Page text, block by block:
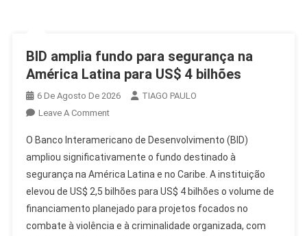
BID amplia fundo para segurança na
América Latina para US$ 4 bilhões
6 De Agosto De 2026
TIAGO PAULO
Leave A CommentOn
Amplia
Fundo
Para
Segurança
Na
América
O Banco Interamericano de Desenvolvimento (BID)
ampliou significativamente o fundo destinado à
segurança na América Latina e no Caribe. A instituição
elevou de US$ 2,5 bilhões para US$ 4 bilhões o volume de
financiamento planejado para projetos focados no
combate à violência e à criminalidade organizada, com